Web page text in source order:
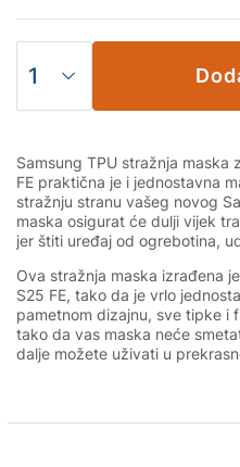
Samsung TPU stražnja maska
FE praktična je i jednostavna
stražnju stranu vašeg novog
maska osigurat će dulji vijek
jer štiti uređaj od ogrebotina,
Ova stražnja maska izrađena
S25 FE, tako da je vrlo
pametnom dizajnu, sve tipke i
tako da vas maska neće
dalje možete uživati u